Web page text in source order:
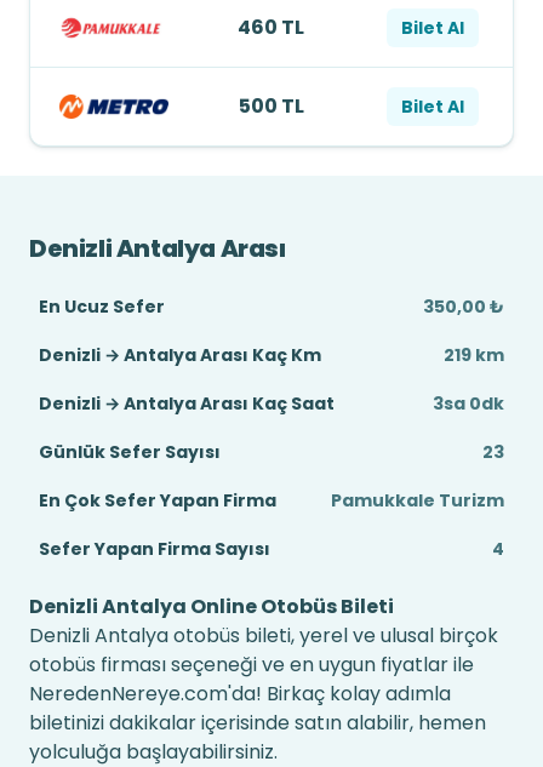
460 TL Bilet Al
500 TL Bilet Al
Denizli Antalya Arası
En Ucuz Sefer
350,00 ₺
Denizli → Antalya Arası Kaç Km
219 km
Denizli → Antalya Arası Kaç Saat
3sa 0dk
Günlük Sefer Sayısı
23
En Çok Sefer Yapan Firma
Pamukkale Turizm
Sefer Yapan Firma Sayısı
4
Denizli Antalya Online Otobüs Bileti
Denizli Antalya otobüs bileti, yerel ve ulusal birçok
otobüs firması seçeneği ve en uygun fiyatlar ile
NeredenNereye.com'da! Birkaç kolay adımla
biletinizi dakikalar içerisinde satın alabilir, hemen
yolculuğa başlayabilirsiniz.